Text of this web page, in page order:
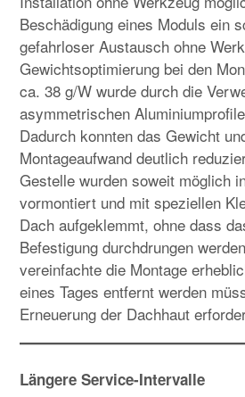
Beschädigung eines Moduls ein
gefahrloser Austausch ohne
Gewichtsoptimierung bei den
ca. 38 g/W wurde durch die
asymmetrischen
Dadurch konnten das Gewicht
Montageaufwand deutlich
Gestelle wurden soweit möglich
vormontiert und mit speziellen
Dach aufgeklemmt, ohne dass
Befestigung durchdrungen
vereinfachte die Montage
eines Tages entfernt werden
Erneuerung der Dachhaut
Längere Service-Intervalle